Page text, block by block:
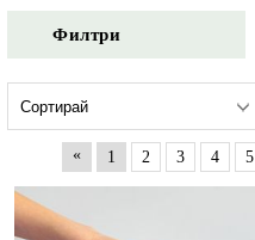
Филтри
« 1 2 3 4 5